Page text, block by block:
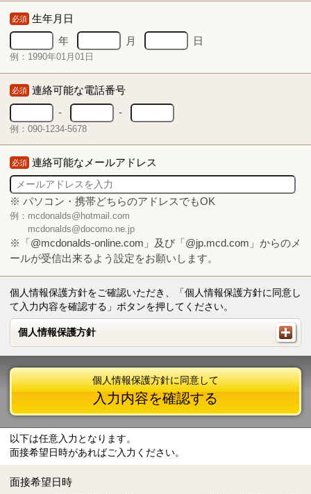
必須 生年月日
年
月 日
例：1990年01月01日
必須 連絡可能な電話番号
-
-
例：090-1234-5678
必須 連絡可能なメールアドレス
※ パソコン・携帯どちらのアドレスでもOK
例：mcdonalds@hotmail.com
mcdonalds@docomo.ne.jp
※「@mcdonalds-online.com」及び「@jp.mcd.com」からのメ
ールが受信出来るよう設定をお願いします。
個人情報保護方針をご確認いただき、「個人情報保護方針に同意し
て入力内容を確認する」ボタンを押してください。
個人情報保護方針
個人情報保護方針
Tel
0570-55-0314
個人情報保護方針に同意して
入力内容を確認する
以下は任意入力となります。
面接希望日時があればご入力ください。
面接希望日時